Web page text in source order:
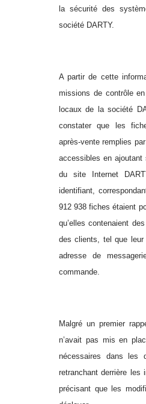
la sécurité des
société DARTY.
A partir de cette
missions de contrôle
locaux de la société
constater que les
après-vente remplies
accessibles en ajoutant
du site Internet
identifiant,
912 938 fiches étaient
qu’elles contenaient
des clients, tel que leur
adresse de
commande.
Malgré un premier
n’avait pas mis en
nécessaires dans les
retranchant derrière les
précisant que les